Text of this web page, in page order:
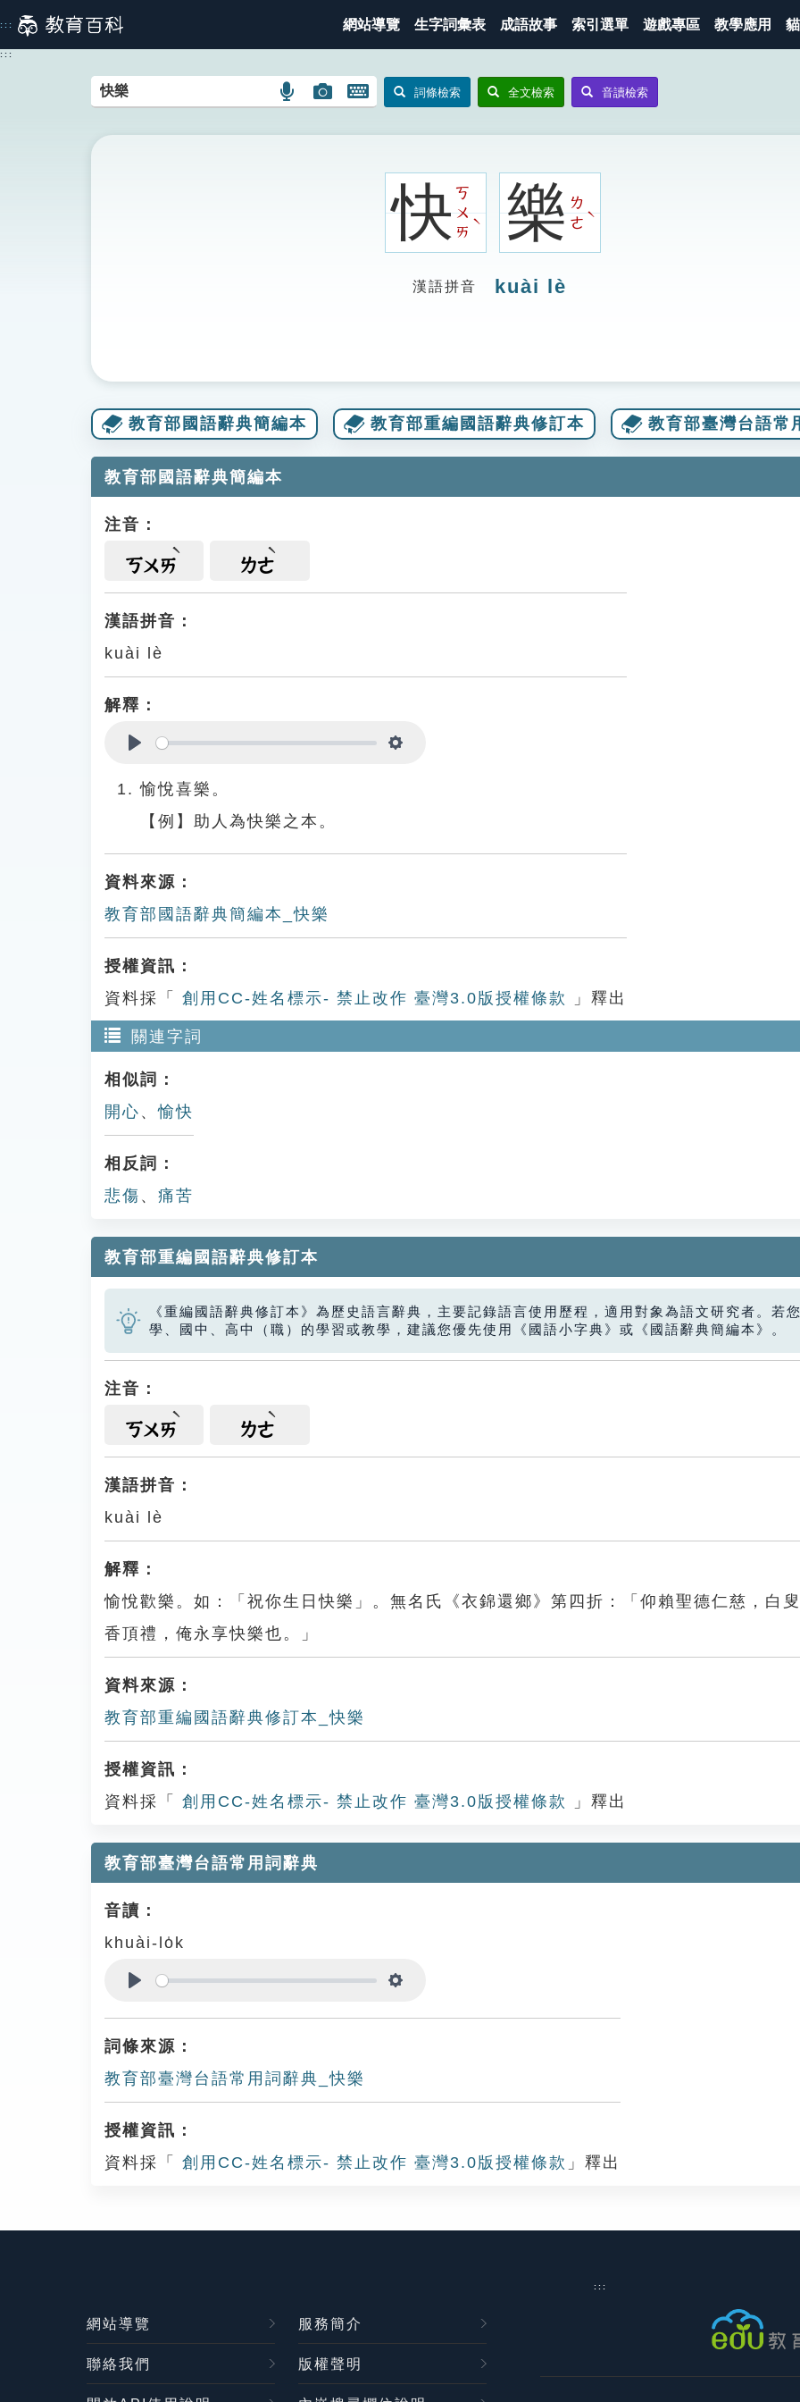
到
主
::: 網站導覽 生字詞彙表 成語故事 索引選單 遊戲專區 教學應用
:::
語
搜
圖
搜
開
鍵
詞條檢索 全文檢索 音讀檢索
快ㄎ
ㄨ
ㄞ
ˋ 樂ㄌ
ㄜ
ˋ
漢語拼音 kuài lè
教育部國語辭典簡編本 教育部重編國語辭典修訂本 教育部臺灣台語常
教育部國語辭典簡編本
注音：
ㄎㄨㄞ ㄌㄜ
漢語拼音：
kuài lè
解釋：
愉悅喜樂。
【例】助人為快樂之本。
資料來源：
教育部國語辭典簡編本_快樂
授權資訊：
資料採「
創用CC-姓名標示- 禁止改作 臺灣3.0版授權條款 」釋出
關連字詞
相似詞：
開心 、愉快
相反詞：
悲傷 、 痛苦
教育部重編國語辭典修訂本
《重編國語辭典修訂本》為歷史語言辭典，主要記錄語言使用歷程，適用對象為語文研究者。若
學、國中、高中（職）的學習或教學，建議您優先使用《國語小字典》或《國語辭典簡編本》。
注音：
ㄎㄨㄞ ㄌㄜ
漢語拼音：
kuài lè
解釋：
愉悅歡樂。如：「祝你生日快樂」。無名氏《衣錦還鄉》第四折：「仰賴聖德仁慈，白
香頂禮，俺永享快樂也。」
資料來源：
教育部重編國語辭典修訂本_快樂
授權資訊：
資料採「
創用CC-姓名標示- 禁止改作 臺灣3.0版授權條款 」釋出
教育部臺灣台語常用詞辭典
音讀：
khuài-lo̍k
詞條來源：
教育部臺灣台語常用詞辭典_快樂
授權資訊：
資料採「
創用CC-姓名標示- 禁止改作 臺灣3.0版授權條款 」釋出
:::
網站導覽 服務簡介
聯絡我們 版權聲明